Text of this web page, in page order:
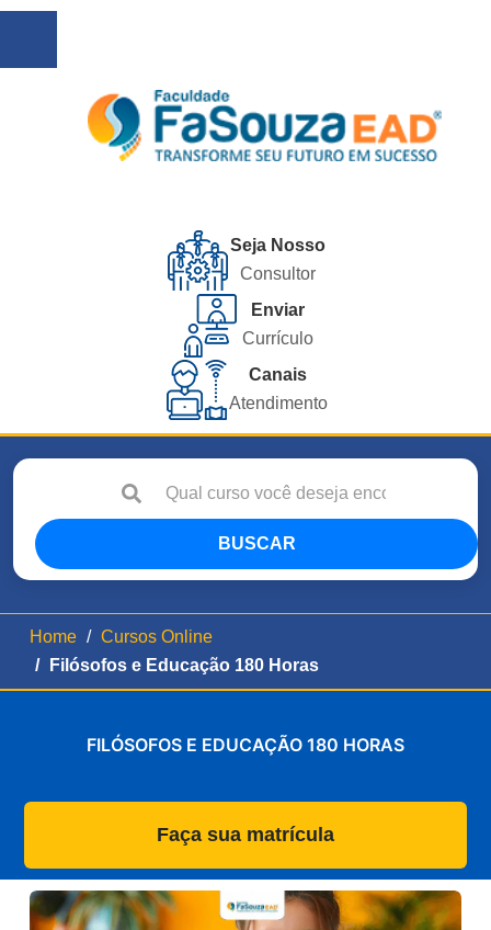
Seja Nosso
Consultor
Enviar
Currículo
Canais
Atendimento
BUSCAR
Home
Cursos Online
Filósofos e Educação 180 Horas
FILÓSOFOS E EDUCAÇÃO 180 HORAS
Faça sua matrícula